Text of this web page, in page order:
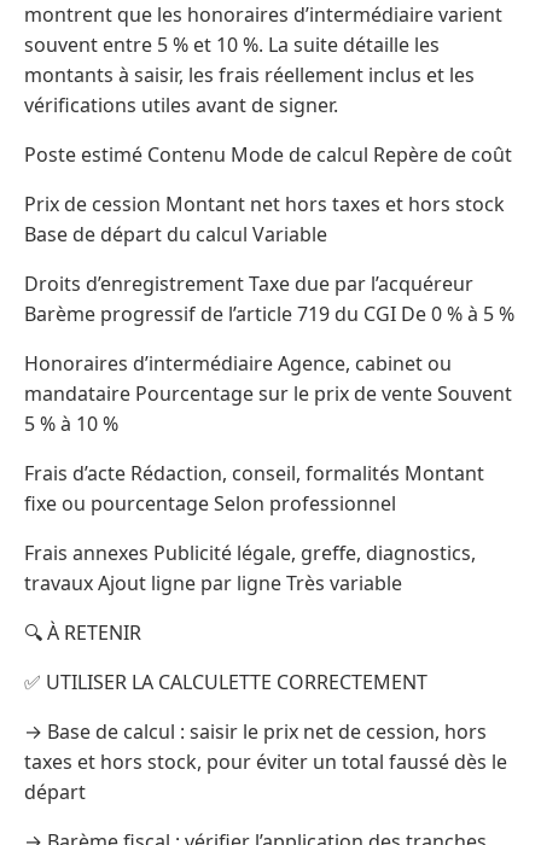
montrent que les honoraires d’intermédiaire varient
souvent entre 5 % et 10 %. La suite détaille les
montants à saisir, les frais réellement inclus et les
vérifications utiles avant de signer.
Poste estimé Contenu Mode de calcul Repère de coût
Prix de cession Montant net hors taxes et hors stock
Base de départ du calcul Variable
Droits d’enregistrement Taxe due par l’acquéreur
Barème progressif de l’article 719 du CGI De 0 % à 5 %
Honoraires d’intermédiaire Agence, cabinet ou
mandataire Pourcentage sur le prix de vente Souvent
5 % à 10 %
Frais d’acte Rédaction, conseil, formalités Montant
fixe ou pourcentage Selon professionnel
Frais annexes Publicité légale, greffe, diagnostics,
travaux Ajout ligne par ligne Très variable
🔍 À RETENIR
✅ UTILISER LA CALCULETTE CORRECTEMENT
→ Base de calcul : saisir le prix net de cession, hors
taxes et hors stock, pour éviter un total faussé dès le
départ